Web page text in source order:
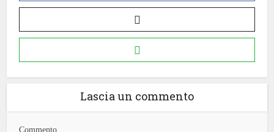
Lascia un commento
Commento